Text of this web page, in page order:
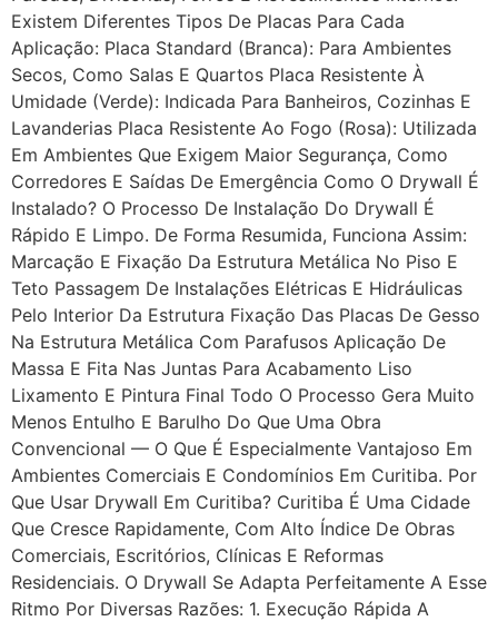
Existem Diferentes Tipos De Placas Para Cada
Aplicação: Placa Standard (branca): Para Ambientes
Secos, Como Salas E Quartos Placa Resistente À
Umidade (verde): Indicada Para Banheiros, Cozinhas E
Lavanderias Placa Resistente Ao Fogo (rosa): Utilizada
Em Ambientes Que Exigem Maior Segurança, Como
Corredores E Saídas De Emergência Como O Drywall É
Instalado? O Processo De Instalação Do Drywall É
Rápido E Limpo. De Forma Resumida, Funciona Assim:
Marcação E Fixação Da Estrutura Metálica No Piso E
Teto Passagem De Instalações Elétricas E Hidráulicas
Pelo Interior Da Estrutura Fixação Das Placas De Gesso
Na Estrutura Metálica Com Parafusos Aplicação De
Massa E Fita Nas Juntas Para Acabamento Liso
Lixamento E Pintura Final Todo O Processo Gera Muito
Menos Entulho E Barulho Do Que Uma Obra
Convencional — O Que É Especialmente Vantajoso Em
Ambientes Comerciais E Condomínios Em Curitiba. Por
Que Usar Drywall Em Curitiba? Curitiba É Uma Cidade
Que Cresce Rapidamente, Com Alto Índice De Obras
Comerciais, Escritórios, Clínicas E Reformas
Residenciais. O Drywall Se Adapta Perfeitamente A Esse
Ritmo Por Diversas Razões: 1. Execução Rápida A